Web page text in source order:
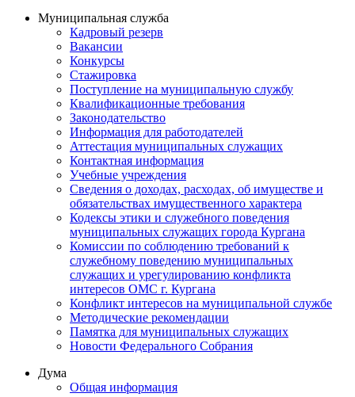
Муниципальная служба
Кадровый резерв
Вакансии
Конкурсы
Стажировка
Поступление на муниципальную службу
Квалификационные требования
Законодательство
Информация для работодателей
Аттестация муниципальных служащих
Контактная информация
Учебные учреждения
Сведения о доходах, расходах, об имуществе и
обязательствах имущественного характера
Кодексы этики и служебного поведения
муниципальных служащих города Кургана
Комиссии по соблюдению требований к
служебному поведению муниципальных
служащих и урегулированию конфликта
интересов ОМС г. Кургана
Конфликт интересов на муниципальной службе
Методические рекомендации
Памятка для муниципальных служащих
Новости Федерального Cобрания
Дума
Общая информация